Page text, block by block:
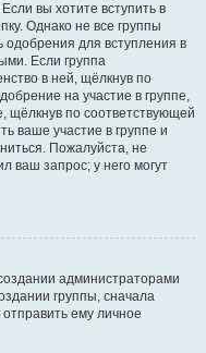
вы хотите вступить в
Однако не все группы
для вступления в
Если группа
в ней, щёлкнув по
на участие в группе,
щёлкнув по соответствующей
ваше участие в группе и
Пожалуйста, не
ваш запрос; у него могут
администраторами
группы, сначала
ему личное